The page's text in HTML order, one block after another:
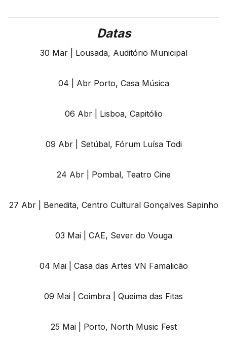
Datas
30 Mar | Lousada, Auditório Municipal
04 | Abr Porto, Casa Música
06 Abr | Lisboa, Capitólio
09 Abr | Setúbal, Fórum Luísa Todi
24 Abr | Pombal, Teatro Cine
27 Abr | Benedita, Centro Cultural Gonçalves Sapinho
03 Mai | CAE, Sever do Vouga
04 Mai | Casa das Artes VN Famalicão
09 Mai | Coimbra | Queima das Fitas
25 Mai | Porto, North Music Fest